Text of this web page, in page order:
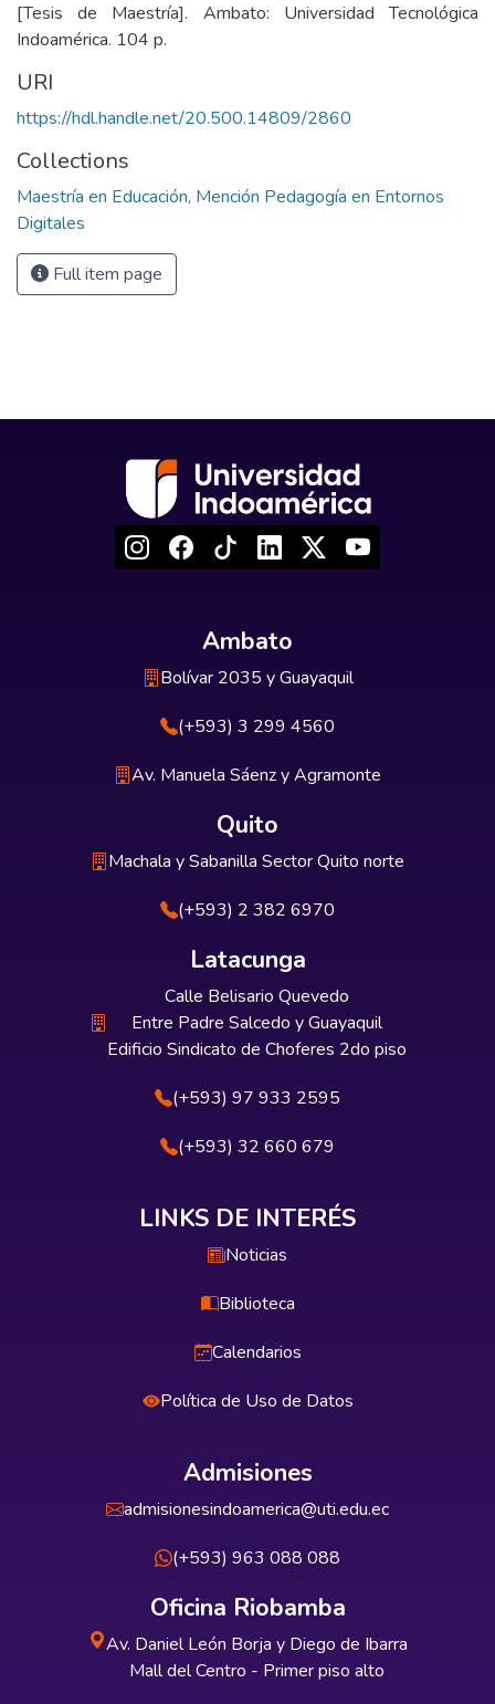
[Tesis de Maestría]. Ambato: Universidad Tecnológica
Indoamérica. 104 p.
URI
https://hdl.handle.net/20.500.14809/2860
Collections
Maestría en Educación, Mención Pedagogía en Entornos
Digitales
Full item page
Ambato
Bolívar 2035 y Guayaquil
(+593) 3 299 4560
Av. Manuela Sáenz y Agramonte
Quito
Machala y Sabanilla Sector Quito norte
(+593) 2 382 6970
Latacunga
Calle Belisario Quevedo
Entre Padre Salcedo y Guayaquil
Edificio Sindicato de Choferes 2do piso
(+593) 97 933 2595
(+593) 32 660 679
LINKS DE INTERÉS
Noticias
Biblioteca
Calendarios
Política de Uso de Datos
Admisiones
admisionesindoamerica@uti.edu.ec
(+593) 963 088 088
Oficina Riobamba
Av. Daniel León Borja y Diego de Ibarra
Mall del Centro - Primer piso alto